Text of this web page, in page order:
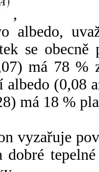
,
albedo,
se
má 78 %
albedo (0,08
má 18 %
vyzařuje
dobré